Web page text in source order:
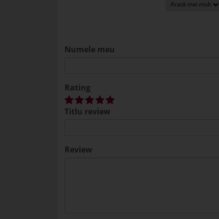
2026-05-06
Numele meu
Rating
Titlu review
Review